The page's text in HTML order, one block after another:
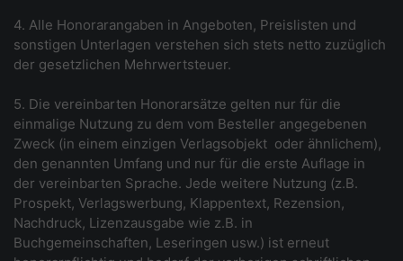
4. Alle Honorarangaben in Angeboten, Preislisten und
sonstigen Unterlagen verstehen sich stets netto zuzüglich
der gesetzlichen Mehrwertsteuer.
5. Die vereinbarten Honorarsätze gelten nur für die
einmalige Nutzung zu dem vom Besteller angegebenen
Zweck (in einem einzigen Verlagsobjekt ­ oder ähnlichem),
den genannten Umfang und nur für die erste Auflage in
der vereinbarten Sprache. Jede weitere Nutzung (z.B.
Prospekt, Verlagswerbung, Klappentext, Rezension,
Nachdruck, Lizenzausgabe wie z.B. in
Buchgemeinschaften, Leseringen usw.) ist erneut